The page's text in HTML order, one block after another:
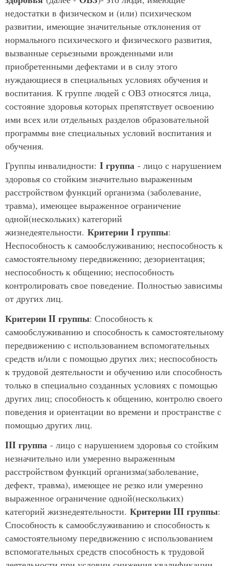
недостатки в физическом и (или) психическом
развитии, имеющие значительные отклонения от
нормального психического и физического развития,
вызванные серьезными врожденными или
приобретенными дефектами и в силу этого
нуждающиеся в специальных условиях обучения и
воспитания. К группе людей с ОВЗ относятся лица,
состояние здоровья которых препятствует освоению
ими всех или отдельных разделов образовательной
программы вне специальных условий воспитания и
обучения.
Группы инвалидности: I группа - лицо с нарушением
здоровья со стойким значительно выраженным
расстройством функций организма (заболевание,
травма), имеющее выраженное ограничение
одной(нескольких) категорий
жизнедеятельности. Критерии I группы:
Неспособность к самообслуживанию; неспособность к
самостоятельному передвижению; дезориентация;
неспособность к общению; неспособность
контролировать свое поведение. Полностью зависимы
от других лиц.
Критерии II группы: Способность к
самообслуживанию и способность к самостоятельному
передвижению с использованием вспомогательных
средств и/или с помощью других лих; неспособность
к трудовой деятельности и обучению или способность
только в специально созданных условиях с помощью
других лиц; способность к общению, контролю своего
поведения и ориентации во времени и пространстве с
помощью других лиц.
III группа - лицо с нарушением здоровья со стойким
незначительно или умеренно выраженным
расстройством функций организма(заболевание,
дефект, травма), имеющее не резко или умеренно
выраженное ограничение одной(нескольких)
категорий жизнедеятельности. Критерии III группы:
Способность к самообслуживанию и способность к
самостоятельному передвижению с использованием
вспомогательных средств способность к трудовой